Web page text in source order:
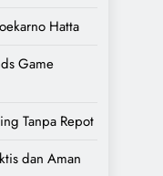
Hatta
Game
Tanpa Repot
dan Aman